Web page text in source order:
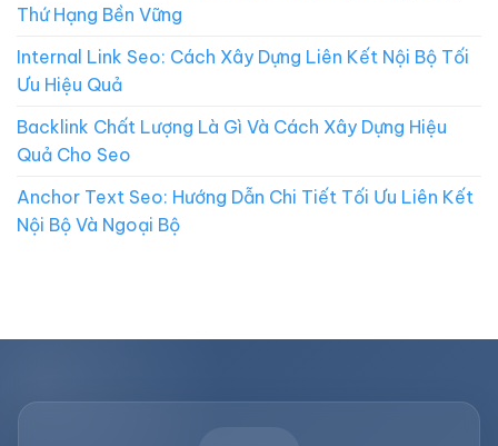
Thứ Hạng Bền Vững
Internal Link Seo: Cách Xây Dựng Liên Kết Nội Bộ Tối
Ưu Hiệu Quả
Backlink Chất Lượng Là Gì Và Cách Xây Dựng Hiệu
Quả Cho Seo
Anchor Text Seo: Hướng Dẫn Chi Tiết Tối Ưu Liên Kết
Nội Bộ Và Ngoại Bộ